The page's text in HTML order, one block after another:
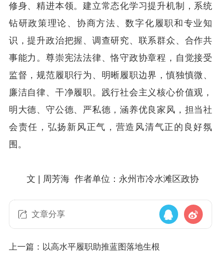
修身、精进本领。建立常态化学习提升机制，系统
钻研政策理论、协商方法、数字化履职和专业知
识，提升政治把握、调查研究、联系群众、合作共
事能力。尊崇宪法法律、恪守政协章程，自觉接受
监督，规范履职行为、明晰履职边界，慎独慎微、
廉洁自律、干净履职。践行社会主义核心价值观，
明大德、守公德、严私德，涵养优良家风，担当社
会责任，弘扬新风正气，营造风清气正的良好氛
围。
文 | 周芳海 作者单位：永州市冷水滩区政协
文章分享
上一篇：以高水平履职助推蓝图落地生根